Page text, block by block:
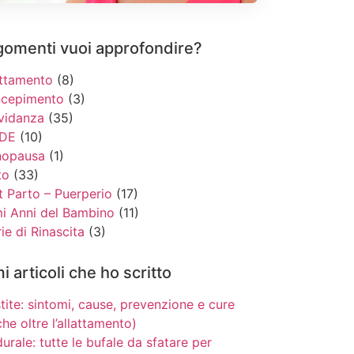
vuoi approfondire?
(8)
(3)
(35)
(10)
(1)
(33)
Parto – Puerperio (17)
Anni del Bambino (11)
di Rinascita (3)
articoli che ho scritto
sintomi, cause, prevenzione e cure
oltre l’allattamento)
tutte le bufale da sfatare per